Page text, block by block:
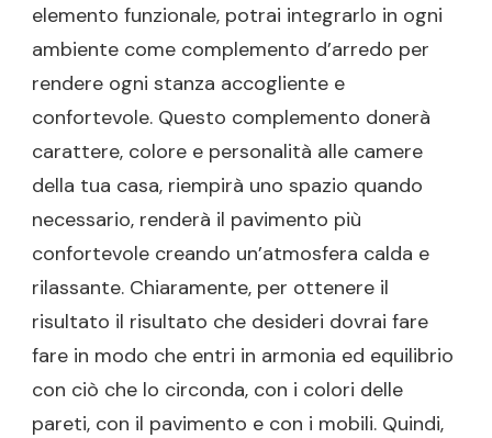
elemento funzionale, potrai integrarlo in ogni
ambiente come complemento d’arredo per
rendere ogni stanza accogliente e
confortevole. Questo complemento donerà
carattere, colore e personalità alle camere
della tua casa, riempirà uno spazio quando
necessario, renderà il pavimento più
confortevole creando un’atmosfera calda e
rilassante. Chiaramente, per ottenere il
risultato il risultato che desideri dovrai fare
fare in modo che entri in armonia ed equilibrio
con ciò che lo circonda, con i colori delle
pareti, con il pavimento e con i mobili. Quindi,